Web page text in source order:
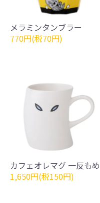
メラミンタンブラー
770円(税70円)
カフェオレマグ 一反も
1,650円(税150円)